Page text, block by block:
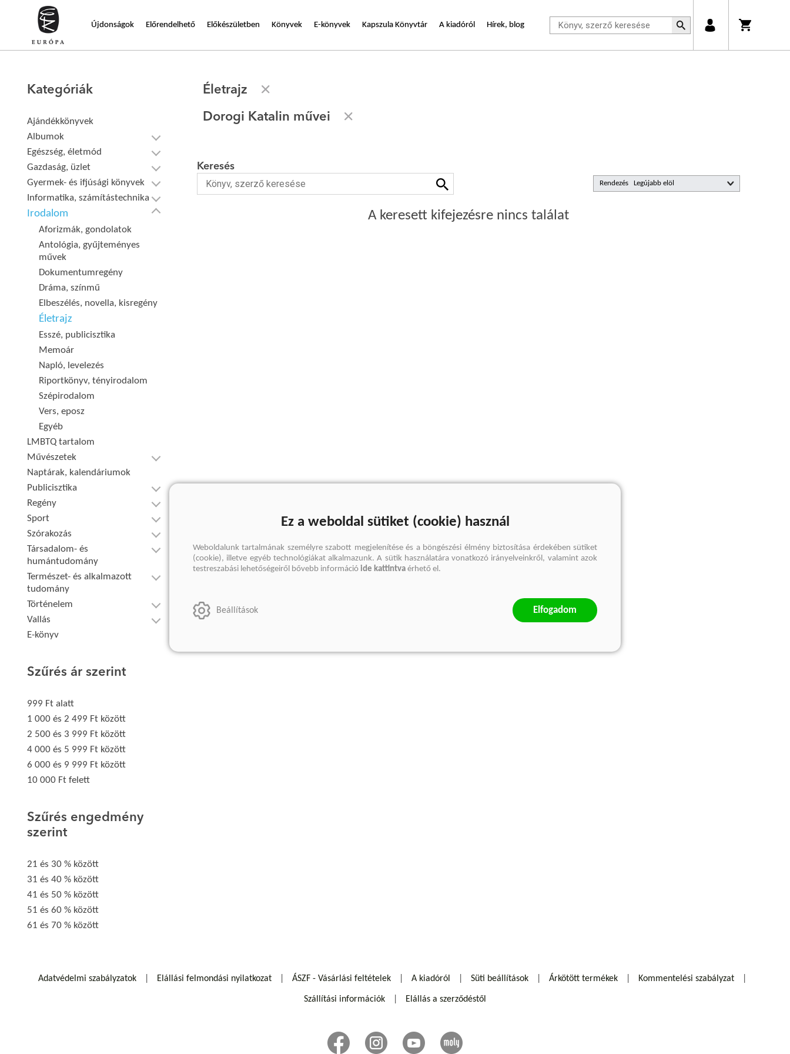
Újdonságok Előrendelhető Előkészületben Könyvek E-könyvek Kapszula Könyvtár A kiadóról Hírek, blog
Kategóriák
Ajándékkönyvek
Albumok
Egészség, életmód
Gazdaság, üzlet
Gyermek- és ifjúsági könyvek
Informatika, számítástechnika
Irodalom
Aforizmák, gondolatok
Antológia, gyűjteményes
művek
Dokumentumregény
Dráma, színmű
Elbeszélés, novella, kisregény
Életrajz
Esszé, publicisztika
Memoár
Napló, levelezés
Riportkönyv, tényirodalom
Szépirodalom
Vers, eposz
Egyéb
LMBTQ tartalom
Művészetek
Naptárak, kalendáriumok
Publicisztika
Regény
Sport
Szórakozás
Társadalom- és
humántudomány
Természet- és alkalmazott
tudomány
Történelem
Vallás
E-könyv
Szűrés ár szerint
999 Ft alatt
1 000 és 2 499 Ft között
2 500 és 3 999 Ft között
4 000 és 5 999 Ft között
6 000 és 9 999 Ft között
10 000 Ft felett
Szűrés engedmény
szerint
21 és 30 % között
31 és 40 % között
41 és 50 % között
51 és 60 % között
61 és 70 % között
Életrajz
Dorogi Katalin művei
Rendezés
Keresés
A keresett kifejezésre nincs találat
Adatvédelmi szabályzatok Elállási felmondási nyilatkozat ÁSZF - Vásárlási feltételek A kiadóról Süti beállítások Árkötött termékek Kommentelési szabályzat
Szállítási információk Elállás a szerződéstől
Ez a weboldal sütiket (cookie) használ
Weboldalunk tartalmának személyre szabott megjelenítése és a böngészési élmény biztosítása érdekében sütiket
(cookie), illetve egyéb technológiákat alkalmazunk. A sütik használatára vonatkozó irányelveinkről, valamint azok
testreszabási lehetőségeiről bővebb információ ide kattintva érhető el.
Beállítások Elfogadom